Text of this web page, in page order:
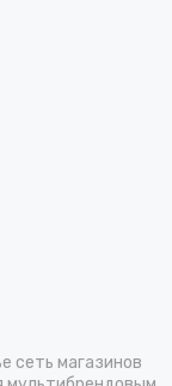
сеть магазинов